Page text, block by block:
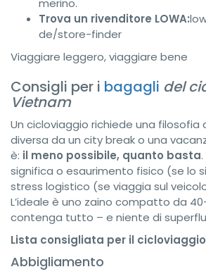
merino.
Trova un rivenditore LOWA:
de/store-finder
Viaggiare leggero, viaggiare bene
Consigli per i bagagli del
Vietnam
Un cicloviaggio richiede una filosofia
diversa da un city break o una
è: il meno possibile, quanto basta
significa o esaurimento fisico (se lo
stress logistico (se viaggia sul
L’ideale è uno zaino compatto da
contenga tutto – e niente di
Lista consigliata per il
Abbigliamento